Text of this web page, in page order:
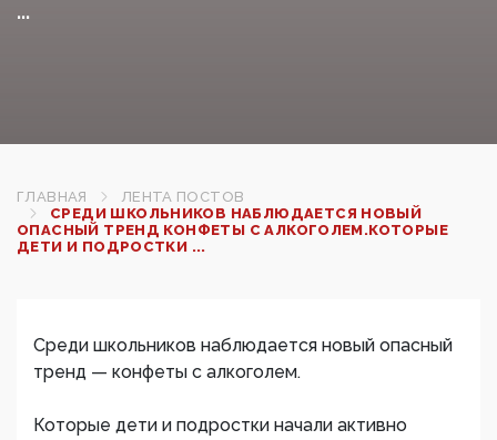
...
ГЛАВНАЯ
ЛЕНТА ПОСТОВ
СРЕДИ ШКОЛЬНИКОВ НАБЛЮДАЕТСЯ НОВЫЙ
ОПАСНЫЙ ТРЕНД КОНФЕТЫ С АЛКОГОЛЕМ.КОТОРЫЕ
ДЕТИ И ПОДРОСТКИ ...
Среди школьников наблюдается новый опасный
тренд — конфеты с алкоголем.
Которые дети и подростки начали активно